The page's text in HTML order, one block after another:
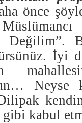
önce
İyi
Neyse
gibi kabul